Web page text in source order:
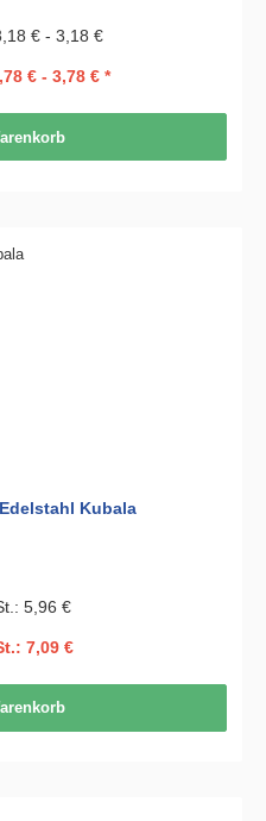
€ - 3,18 €
€ - 3,78 € *
Kubala
5,96 €
7,09 €